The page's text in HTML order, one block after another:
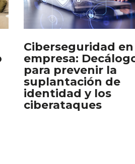
Ciberseguridad
empresa:
para prevenir la
suplantación de
identidad y los
ciberataques